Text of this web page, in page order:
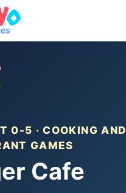
0-5 · COOKING AND
GAMES
Cafe